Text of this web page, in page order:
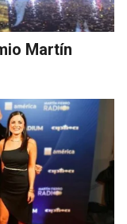
Martín